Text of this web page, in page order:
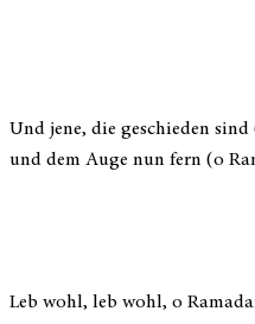
Und jene, die geschieden
und dem Auge nun fern (o
Leb wohl, leb wohl, o